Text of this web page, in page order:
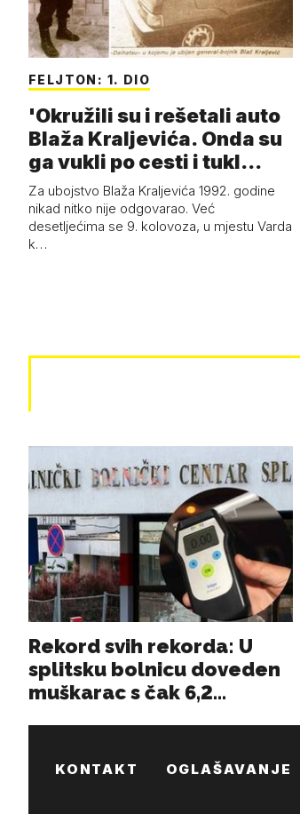
FELJTON: 1. DIO
'Okružili su i rešetali auto
Blaža Kraljevića. Onda su
ga vukli po cesti i tukl…
Za ubojstvo Blaža Kraljevića 1992. godine
nikad nitko nije odgovarao. Već
desetljećima se 9. kolovoza, u mjestu Varda
k…
KONTAKT OGLAŠAVANJE